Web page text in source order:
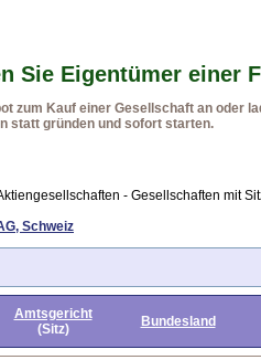
Sie Eigentümer einer
zum Kauf einer Gesellschaft an oder
statt gründen und sofort starten.
- Gesellschaften mit
Amtsgericht
(Sitz)
Bundesland